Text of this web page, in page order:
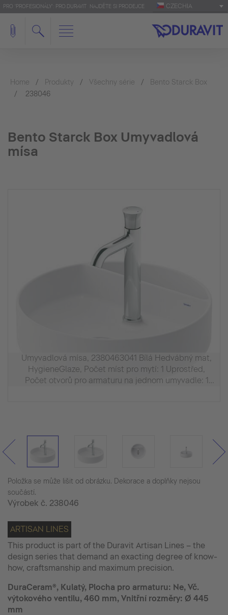
PRO 'PROFESIONÁLY': PRO.DURAVIT NAJDĚTE SI PRODEJCE CZECHIA
Home Produkty Všechny série
Bento Starck Box
238046
Bento Starck Box Umyvadlová
mísa
Umyvadlová mísa, 2380463041 Bílá Hedvábný mat,
HygieneGlaze, Počet míst pro mytí: 1 Uprostřed,
Počet otvorů pro armaturu na jednom umyvadle: 1
Položka se může lišit od obrázku. Dekorace a doplňky nejsou
součástí.
Výrobek č. 238046
ARTISAN LINES
This product is part of the Duravit Artisan Lines – the
design series that demand an exacting degree of know-
how, craftsmanship and maximum precision.
DuraCeram®, Kulatý, Plocha pro armaturu: Ne, Vč.
výtokového ventilu, 460 mm, Vnitřní rozměry: Ø 445
mm